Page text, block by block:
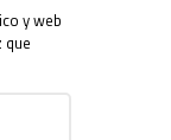
y web
que